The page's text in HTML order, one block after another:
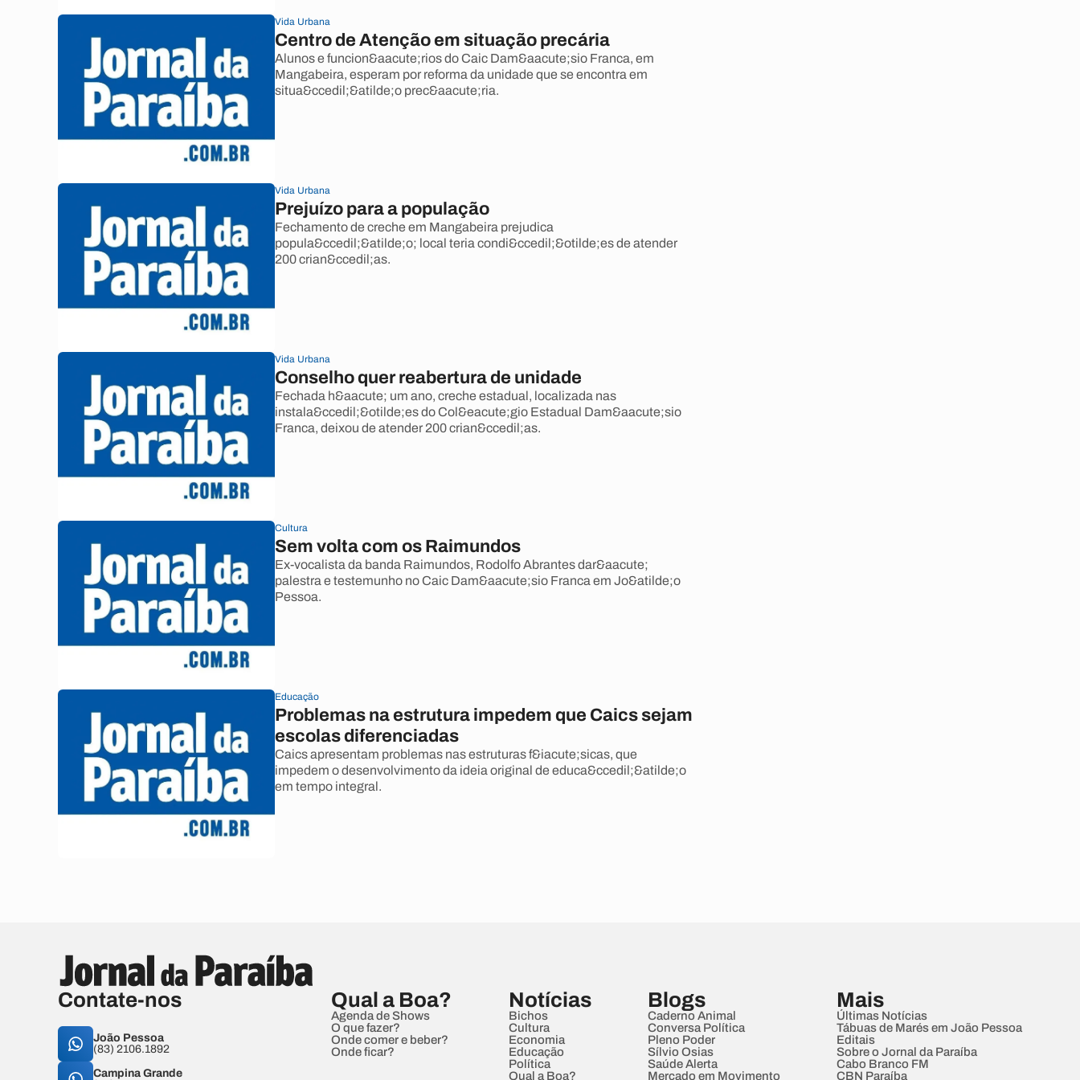
Vida Urbana
Centro de Atenção em situação precária
Alunos e funcion&aacute;rios do Caic Dam&aacute;sio Franca, em
Mangabeira, esperam por reforma da unidade que se encontra em
situa&ccedil;&atilde;o prec&aacute;ria.
Vida Urbana
Prejuízo para a população
Fechamento de creche em Mangabeira prejudica
popula&ccedil;&atilde;o; local teria condi&ccedil;&otilde;es de atender
200 crian&ccedil;as.
Vida Urbana
Conselho quer reabertura de unidade
Fechada h&aacute; um ano, creche estadual, localizada nas
instala&ccedil;&otilde;es do Col&eacute;gio Estadual Dam&aacute;sio
Franca, deixou de atender 200 crian&ccedil;as.
Cultura
Sem volta com os Raimundos
Ex-vocalista da banda Raimundos, Rodolfo Abrantes dar&aacute;
palestra e testemunho no Caic Dam&aacute;sio Franca em Jo&atilde;o
Pessoa.
Educação
Problemas na estrutura impedem que Caics sejam
escolas diferenciadas
Caics apresentam problemas nas estruturas f&iacute;sicas, que
impedem o desenvolvimento da ideia original de educa&ccedil;&atilde;o
em tempo integral.
Contate-nos
João Pessoa
(83) 2106.1892
Campina Grande
Qual a Boa?
Agenda de Shows
O que fazer?
Onde comer e beber?
Onde ficar?
Notícias
Bichos
Cultura
Economia
Educação
Política
Qual a Boa?
Blogs
Caderno Animal
Conversa Política
Pleno Poder
Sílvio Osias
Saúde Alerta
Mercado em Movimento
Mais
Últimas Notícias
Tábuas de Marés em João Pessoa
Editais
Sobre o Jornal da Paraíba
Cabo Branco FM
CBN Paraíba